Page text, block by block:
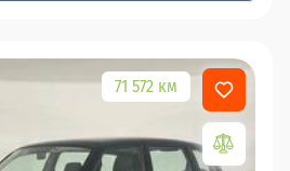
71 572 км